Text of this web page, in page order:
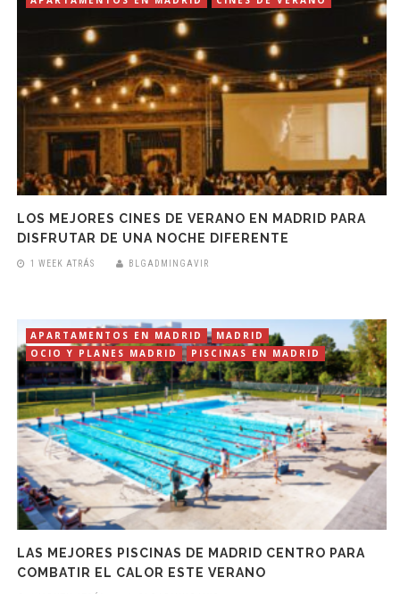
LOS MEJORES CINES DE VERANO EN MADRID PARA
DISFRUTAR DE UNA NOCHE DIFERENTE
1 WEEK ATRÁS BLGADMINGAVIR
APARTAMENTOS EN MADRID
MADRID
OCIO Y PLANES MADRID
PISCINAS EN MADRID
LAS MEJORES PISCINAS DE MADRID CENTRO PARA
COMBATIR EL CALOR ESTE VERANO